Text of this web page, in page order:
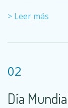
> Leer más
02
Día